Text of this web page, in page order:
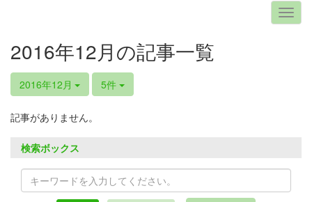
2016年12月の記事一覧
2016年12月 5件
記事がありません。
検索ボックス